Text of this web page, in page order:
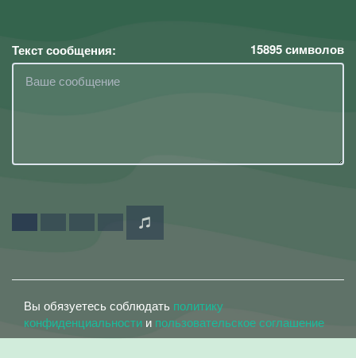
Текст сообщения: 15895символов
Вы обязуетесь соблюдать политику
конфиденциальности и пользовательское соглашение